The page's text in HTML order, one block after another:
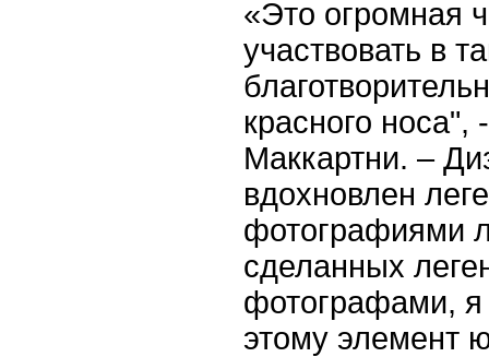
«Это огромная
участвовать в
красного носа",
Маккартни. –
вдохновлен
фотографиями
сделанных
фотографами, я
этому элемент